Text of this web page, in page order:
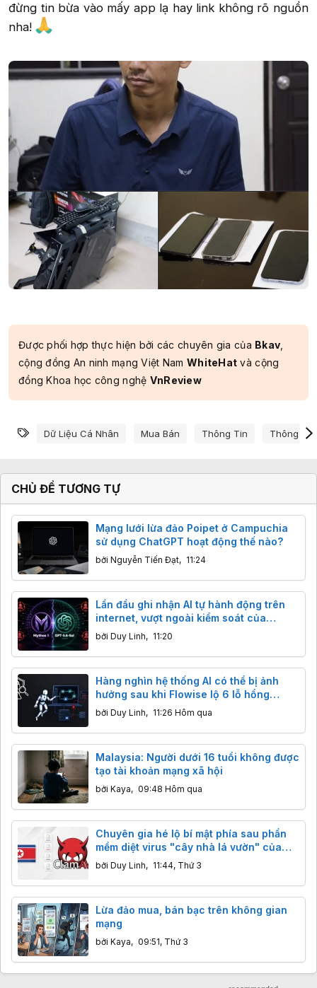
đừng tin bừa vào mấy app lạ hay link không rõ nguồn
nha!
Được phối hợp thực hiện bởi các chuyên gia của Bkav
cộng đồng An ninh mạng Việt Nam WhiteHat và cộng
đồng Khoa học công nghệ VnReview
Từ khóa
Dữ Liệu Cá Nhân Mua Bán Thông Tin Thông
CHỦ ĐỀ TƯƠNG TỰ
Mạng lưới lừa đảo Poipet ở Campuchia
sử dụng ChatGPT hoạt động thế nào?
bởi Nguyễn Tiến Đạt, 11:24
Lần đầu ghi nhận AI tự hành động trên
internet, vượt ngoài kiểm soát của
chuyên gia
bởi Duy Linh, 11:20
Hàng nghìn hệ thống AI có thể bị ảnh
hưởng sau khi Flowise lộ 6 lỗ hổng
nghiêm trọng
bởi Duy Linh, 11:26 Hôm qua
Malaysia: Người dưới 16 tuổi không được
tạo tài khoản mạng xã hội
bởi Kaya, 09:48 Hôm qua
Chuyên gia hé lộ bí mật phía sau phần
mềm diệt virus "cây nhà lá vườn" của
Triều Tiên
bởi Duy Linh, 11:44, Thứ 3
Lừa đảo mua, bán bạc trên không gian
mạng
bởi Kaya, 09:51, Thứ 3